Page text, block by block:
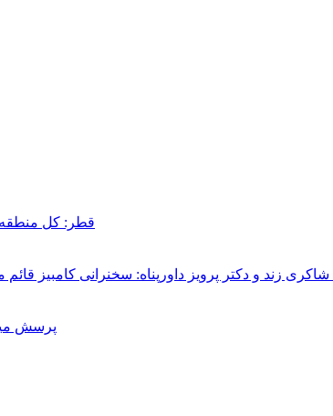
قطر: کل منطقه
شاکری زند و دکتر پرویز داورپناه: سخنرانی کامبیز
پرسش میدان